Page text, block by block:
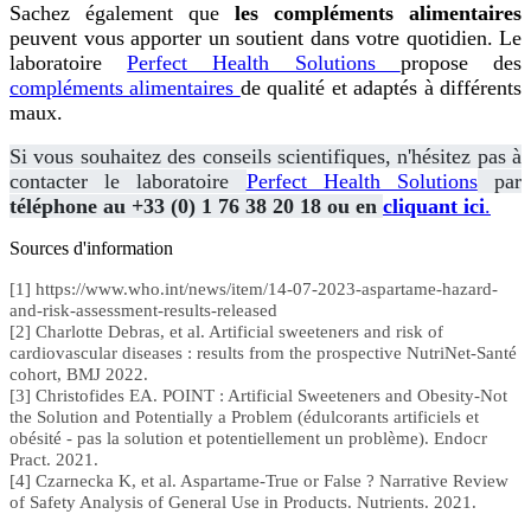
Sachez également que les compléments alimentaires
peuvent vous apporter un soutient dans votre quotidien. Le
laboratoirePerfect Health Solutions propose des
compléments alimentaires de qualité et adaptés à différents
maux.
Si vous souhaitez des conseils scientifiques, n'hésitez pas à
contacter le laboratoire Perfect Health Solutionspar
téléphone au +33 (0) 1 76 38 20 18 ou en cliquant ici.
Sources d'information
[1] https://www.who.int/news/item/14-07-2023-aspartame-hazard-
and-risk-assessment-results-released
[2] Charlotte Debras, et al. Artificial sweeteners and risk of
cardiovascular diseases : results from the prospective NutriNet-Santé
cohort, BMJ 2022.
[3] Christofides EA. POINT : Artificial Sweeteners and Obesity-Not
the Solution and Potentially a Problem (édulcorants artificiels et
obésité - pas la solution et potentiellement un problème). Endocr
Pract. 2021.
[4] Czarnecka K, et al. Aspartame-True or False ? Narrative Review
of Safety Analysis of General Use in Products. Nutrients. 2021.